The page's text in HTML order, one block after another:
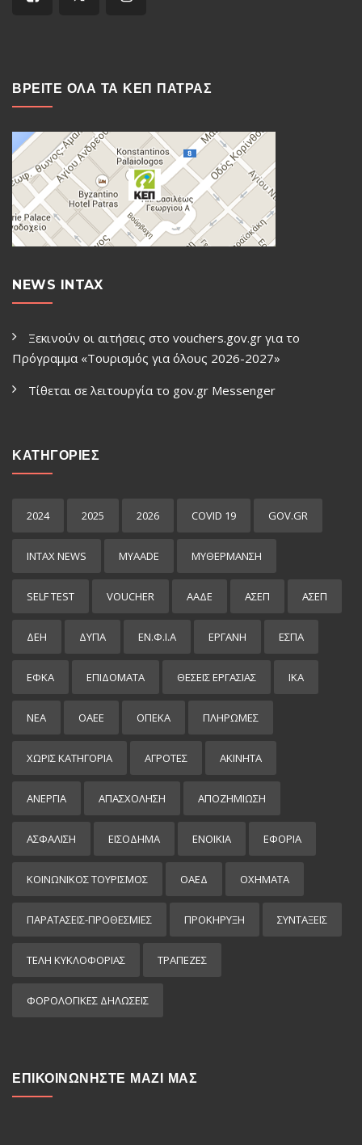
ΒΡΕΙΤΕ ΟΛΑ ΤΑ ΚΕΠ ΠΑΤΡΑΣ
NEWS INTAX
Ξεκινούν οι αιτήσεις στο vouchers.gov.gr για το
Πρόγραμμα «Τουρισμός για όλους 2026-2027»
Τίθεται σε λειτουργία το gov.gr Μessenger
ΚΑΤΗΓΟΡΙΕΣ
2024 2025 2026 COVID 19 GOV.GR
INTAX NEWS MYAADE MYΘΈΡΜΑΝΣΗ
SELF TEST VOUCHER ΑΑΔΕ ΑΣΕΠ ΑΣΕΠ
ΔΕΗ ΔΥΠΑ ΕΝ.Φ.Ι.Α ΕΡΓΑΝΗ ΕΣΠΑ
ΕΦΚΑ ΕΠΙΔΌΜΑΤΑ ΘΕΣΕΙΣ ΕΡΓΑΣΙΑΣ ΙΚΑ
ΝΕΑ ΟΑΕΕ ΟΠΕΚΑ ΠΛΗΡΩΜΕΣ
ΧΩΡΊΣ ΚΑΤΗΓΟΡΊΑ ΑΓΡΟΤΕΣ ΑΚΙΝΗΤΑ
ΑΝΕΡΓΙΑ ΑΠΑΣΧΟΛΗΣΗ ΑΠΟΖΗΜΙΩΣΗ
ΑΣΦΑΛΙΣΗ ΕΙΣΌΔΗΜΑ ΕΝΟΙΚΙΑ ΕΦΟΡΙΑ
ΚΟΙΝΩΝΙΚΟΣ ΤΟΥΡΙΣΜΟΣ ΟΑΕΔ ΟΧΗΜΑΤΑ
ΠΑΡΑΤΑΣΕΙΣ-ΠΡΟΘΕΣΜΙΕΣ ΠΡΟΚΉΡΥΞΗ ΣΥΝΤΑΞΕΙΣ
ΤΕΛΗ ΚΥΚΛΟΦΟΡΙΑΣ ΤΡΑΠΕΖΕΣ
ΦΟΡΟΛΟΓΙΚΕΣ ΔΗΛΩΣΕΙΣ
ΕΠΙΚΟΙΝΩΝΗΣΤΕ ΜΑΖΙ ΜΑΣ